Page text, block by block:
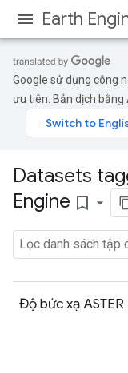
Earth
Google sử dụng công
ưu tiên. Bản dịch bằng
Datasets
Engine bookmark_border
Độ bức xạ ASTER